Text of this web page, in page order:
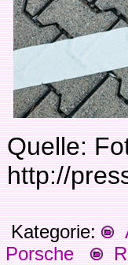
Quelle:
http://
Kategorie:
Porsche